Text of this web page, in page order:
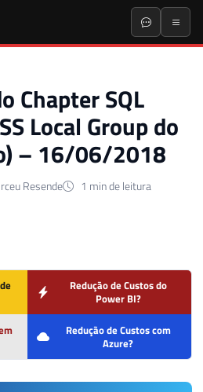
Chapter SQL
Local Group do
– 16/06/2018
Resende
1 min de leitura
Redução de Custos do
Power BI?
Redução de Custos com
Azure?